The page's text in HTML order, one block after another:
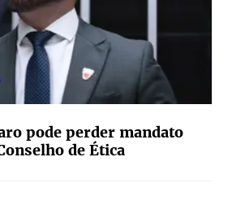
pode perder mandato
de Ética